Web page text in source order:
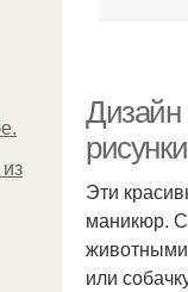
Дизайн
Эти
маникюр.
животными
или